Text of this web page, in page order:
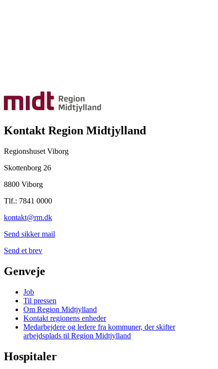
Kontakt Region Midtjylland
Regionshuset Viborg
Skottenborg 26
8800 Viborg
Tlf.: 7841 0000
kontakt@rm.dk
Send sikker mail
Send et brev
Genveje
Job
Til pressen
Om Region Midtjylland
Kontakt regionens enheder
Medarbejdere og ledere fra kommuner, der skifter
arbejdsplads til Region Midtjylland
Hospitaler